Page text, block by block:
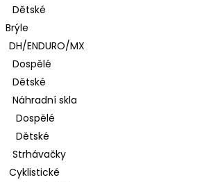
Dětské
Brýle
DH/ENDURO/MX
Dospělé
Dětské
Náhradní skla
Dospělé
Dětské
Strhávačky
Cyklistické